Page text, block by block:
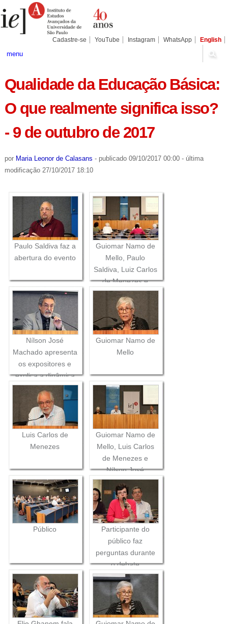
para
conteúdo.
Pessoais
Cadastre-se YouTube Instagram WhatsApp English
menu
Qualidade da Educação Básica:
O que realmente significa isso?
- 9 de outubro de 2017
por Maria Leonor de Calasans - publicado09/10/2017 00:00 - última
modificação27/10/2017 18:10
Paulo Saldiva faz a
abertura do evento
Guiomar Namo de
Mello, Paulo
Saldiva, Luiz Carlos
de Menezes e
Nílson Machado
Nílson José
Machado apresenta
os expositores e
explica a dinâmica
do debate
Guiomar Namo de
Mello
Luis Carlos de
Menezes
Guiomar Namo de
Mello, Luis Carlos
de Menezes e
Nílson José
Machado
Público
Participante do
público faz
perguntas durante
o debate